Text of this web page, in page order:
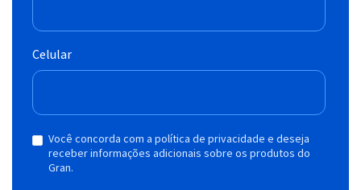
Celular
Você concorda com a política de privacidade e deseja
receber informações adicionais sobre os produtos do
Gran.